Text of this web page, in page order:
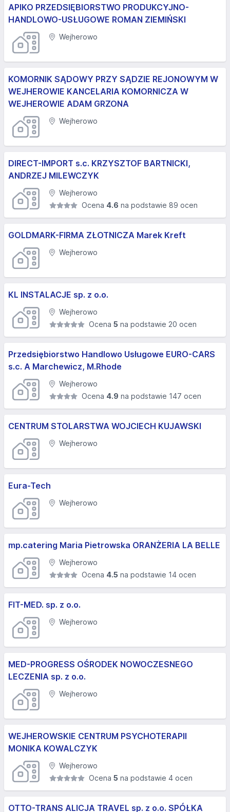
APIKO PRZEDSIĘBIORSTWO PRODUKCYJNO-
HANDLOWO-USŁUGOWE ROMAN ZIEMIŃSKI
Wejherowo
KOMORNIK SĄDOWY PRZY SĄDZIE REJONOWYM W
WEJHEROWIE KANCELARIA KOMORNICZA W
WEJHEROWIE ADAM GRZONA
Wejherowo
DIRECT-IMPORT s.c. KRZYSZTOF BARTNICKI,
ANDRZEJ MILEWCZYK
Wejherowo
Ocena 4.6 na podstawie 89 ocen
GOLDMARK-FIRMA ZŁOTNICZA Marek Kreft
Wejherowo
KL INSTALACJE sp. z o.o.
Wejherowo
Ocena 5 na podstawie 20 ocen
Przedsiębiorstwo Handlowo Usługowe EURO-CARS
s.c. A Marchewicz, M.Rhode
Wejherowo
Ocena 4.9 na podstawie 147 ocen
CENTRUM STOLARSTWA WOJCIECH KUJAWSKI
Wejherowo
Eura-Tech
Wejherowo
mp.catering Maria Pietrowska ORANŻERIA LA BELLE
Wejherowo
Ocena 4.5 na podstawie 14 ocen
FIT-MED. sp. z o.o.
Wejherowo
MED-PROGRESS OŚRODEK NOWOCZESNEGO
LECZENIA sp. z o.o.
Wejherowo
WEJHEROWSKIE CENTRUM PSYCHOTERAPII
MONIKA KOWALCZYK
Wejherowo
Ocena 5 na podstawie 4 ocen
OTTO-TRANS ALICJA TRAVEL sp. z o.o. SPÓŁKA